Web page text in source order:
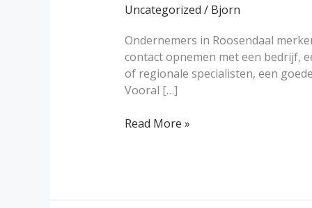
Uncategorized / Bjorn
Ondernemers in Roosendaal
contact opnemen met een bedrijf,
of regionale specialisten, een
Vooral […]
Read More »